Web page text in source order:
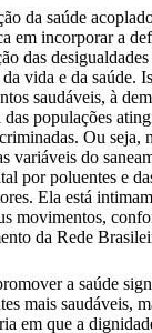
da saúde
em incorporar a
das
vida e da saúde.
saudáveis, à
populações
Ou seja,
variáveis do
por poluentes e
Ela está
movimentos,
da Rede
a saúde
mais saudáveis,
em que a